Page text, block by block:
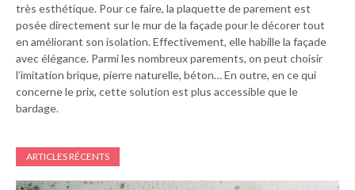
très esthétique. Pour ce faire, la plaquette de parement est
posée directement sur le mur de la façade pour le décorer tout
en améliorant son isolation. Effectivement, elle habille la façade
avec élégance. Parmi les nombreux parements, on peut choisir
l’imitation brique, pierre naturelle, béton… En outre, en ce qui
concerne le prix, cette solution est plus accessible que le
bardage.
ARTICLES RÉCENTS